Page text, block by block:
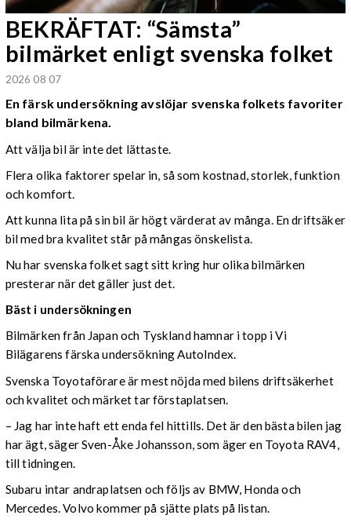
BEKRÄFTAT: “Sämsta”
bilmärket enligt svenska folket
2026 08 07
En färsk undersökning avslöjar svenska folkets favoriter
bland bilmärkena.
Att välja bil är inte det lättaste.
Flera olika faktorer spelar in, så som kostnad, storlek, funktion
och komfort.
Att kunna lita på sin bil är högt värderat av många. En driftsäker
bil med bra kvalitet står på mångas önskelista.
Nu har svenska folket sagt sitt kring hur olika bilmärken
presterar när det gäller just det.
Bäst i undersökningen
Bilmärken från Japan och Tyskland hamnar i topp i Vi
Bilägarens färska undersökning AutoIndex.
Svenska Toyotaförare är mest nöjda med bilens driftsäkerhet
och kvalitet och märket tar förstaplatsen.
– Jag har inte haft ett enda fel hittills. Det är den bästa bilen jag
har ägt, säger Sven-Åke Johansson, som äger en Toyota RAV4,
till tidningen.
Subaru intar andraplatsen och följs av BMW, Honda och
Mercedes. Volvo kommer på sjätte plats på listan.